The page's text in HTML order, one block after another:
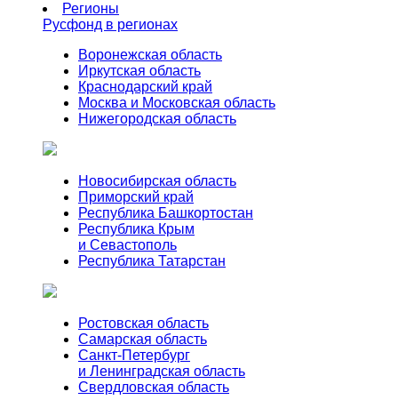
Регионы
Русфонд в регионах
Воронежская область
Иркутская область
Краснодарский край
Москва и Московская область
Нижегородская область
Новосибирская область
Приморский край
Республика Башкортостан
Республика Крым
и Севастополь
Республика Татарстан
Ростовская область
Самарская область
Санкт-Петербург
и Ленинградская область
Свердловская область